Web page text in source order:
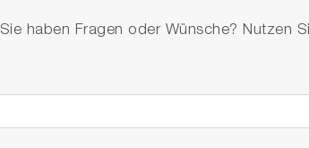
Sie haben Fragen oder Wünsche? Nutzen